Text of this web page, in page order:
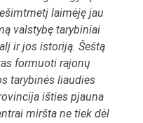
laimėję jau
valstybę tarybiniai
ir jos istoriją. Šeštą
formuoti rajonų
tarybinės liaudies
išties pjauna
miršta ne tiek dėl